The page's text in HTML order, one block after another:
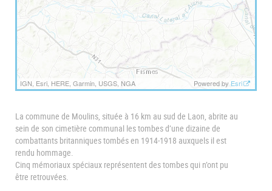
IGN, Esri, HERE, Garmin, USGS, NGA Powered by Esri
La commune de Moulins, située à 16 km au sud de Laon, abrite au
sein de son cimetière communal les tombes d’une dizaine de
combattants britanniques tombés en 1914-1918 auxquels il est
rendu hommage.
Cinq mémoriaux spéciaux représentent des tombes qui n’ont pu
être retrouvées.